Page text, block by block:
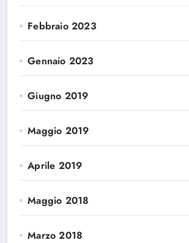
Febbraio 2023
Gennaio 2023
Giugno 2019
Maggio 2019
Aprile 2019
Maggio 2018
Marzo 2018